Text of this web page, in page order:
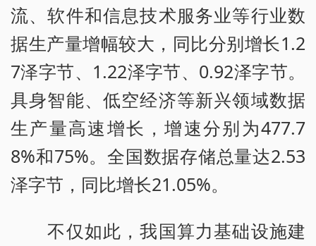
流、软件和信息技术服务业等行业数
据生产量增幅较大，同比分别增长1.2
7泽字节、1.22泽字节、0.92泽字节。
具身智能、低空经济等新兴领域数据
生产量高速增长，增速分别为477.7
8%和75%。全国数据存储总量达2.53
泽字节，同比增长21.05%。
不仅如此，我国算力基础设施建